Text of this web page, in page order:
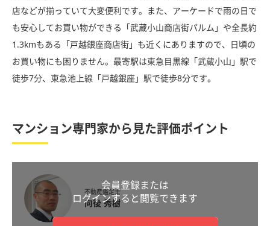
店などが揃っていて大変便利です。また、アーケードで雨の日で
も安心してお買い物ができる「武蔵小山商店街パルム」や全長約
1.3kmもある「戸越銀座商店街」も近くにありますので、日頃の
お買い物にも困りません。最寄駅は東急目黒線「武蔵小山」駅で
徒歩7分、東急池上線「戸越銀座」駅で徒歩8分です。
マンション専門家から見た評価ポイント
不動産鑑定士
向後 秀樹
会員登録または
ログインすると閲覧できます